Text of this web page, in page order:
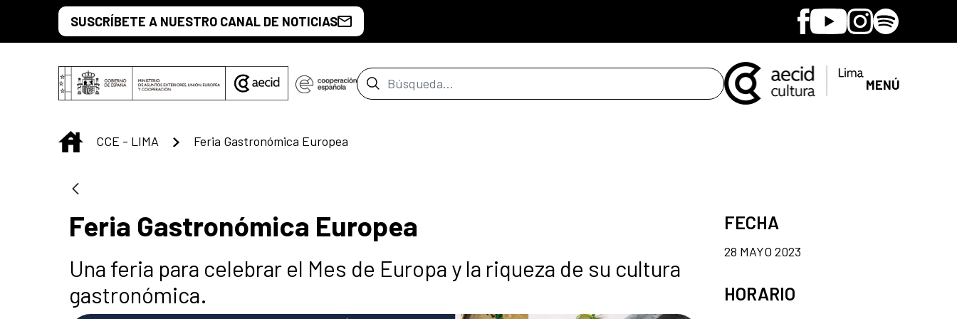
Saltar al contenido principal
SUSCRÍBETE A NUESTRO CANAL DE NOTICIAS Facebook
YoutubeInstagram
Spotify
Barra de búsqueda MENÚ
INICIO
CCE - LIMA Feria Gastronómica Europea
Feria Gastronómica Europea
Una feria para celebrar el Mes de Europa y la riqueza de su cultura
gastronómica.
FECHA
28 MAYO 2023
HORARIO